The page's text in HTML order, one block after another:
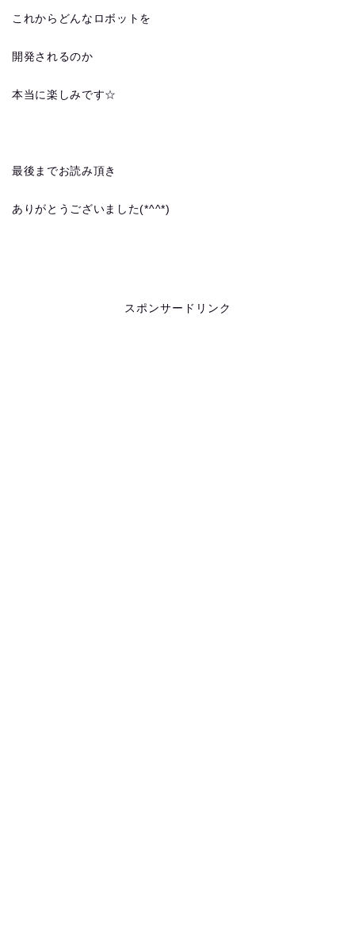
これからどんなロボットを
開発されるのか
本当に楽しみです☆
最後までお読み頂き
ありがとうございました(*^^*)
スポンサードリンク